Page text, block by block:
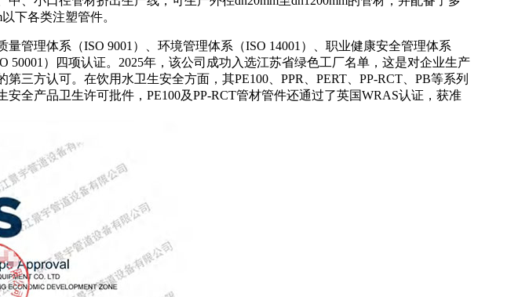
以下各类注塑管件。
量管理体系（ISO 9001）、环境管理体系（ISO 14001）、职业健康安全管理体系
50001）四项认证。2025年，该公司成功入选江苏省绿色工厂名单，这是对企业生产
第三方认可。在饮用水卫生安全方面，其PE100、PPR、PERT、PP-RCT、PB等系列
全产品卫生许可批件，PE100及PP-RCT管材管件还通过了英国WRAS认证，获准